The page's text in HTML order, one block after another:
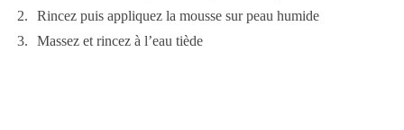
Rincez puis appliquez la mousse sur peau humide
Massez et rincez à l’eau tiède